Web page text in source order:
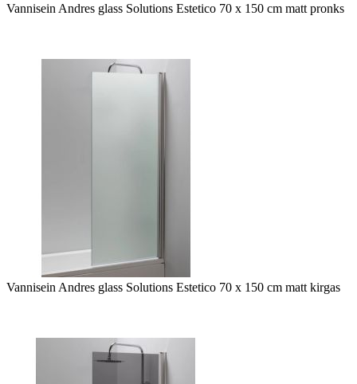
Vannisein Andres glass Solutions Estetico 70 x 150 cm matt pronks
Vannisein Andres glass Solutions Estetico 70 x 150 cm matt kirgas